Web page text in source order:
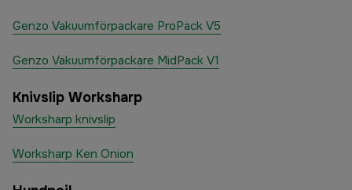
Genzo Vakuumförpackare ProPack V5
Genzo Vakuumförpackare MidPack V1
Knivslip Worksharp
Worksharp knivslip
Worksharp Ken Onion